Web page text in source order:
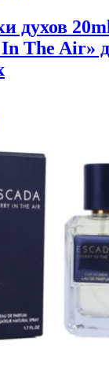
духов
The Air»